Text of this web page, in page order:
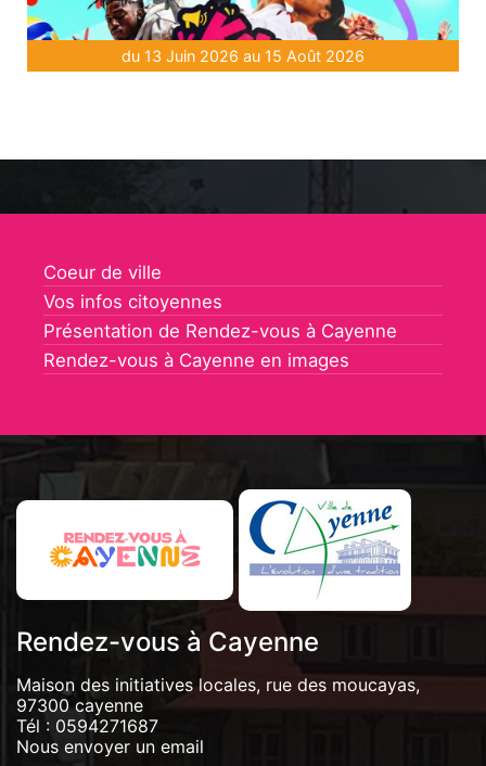
du 13 Juin 2026 au 15 Août 2026
Coeur de ville
Vos infos citoyennes
Présentation de Rendez-vous à Cayenne
Rendez-vous à Cayenne en images
Rendez-vous à Cayenne
Maison des initiatives locales, rue des moucayas,
97300 cayenne
Tél : 0594271687
Nous envoyer un email